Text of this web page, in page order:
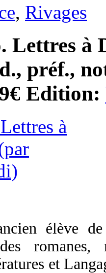
, Rivages
Lettres à
préf.,
Edition:
élève de
romanes,
et